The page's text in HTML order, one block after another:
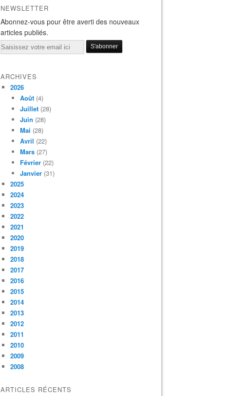
NEWSLETTER
Abonnez-vous pour être averti des nouveaux
articles publiés.
Email
ARCHIVES
2026
Août (4)
Juillet (28)
Juin (28)
Mai (28)
Avril (22)
Mars (27)
Février (22)
Janvier (31)
2025
2024
2023
2022
2021
2020
2019
2018
2017
2016
2015
2014
2013
2012
2011
2010
2009
2008
ARTICLES RÉCENTS